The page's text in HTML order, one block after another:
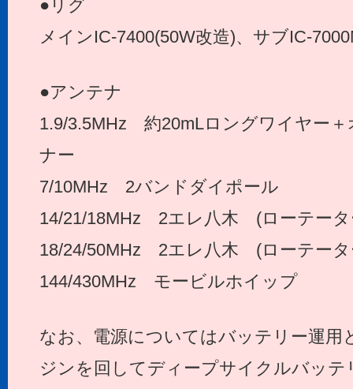
●リグ
メインIC-7400(50W改造)、サブIC-
●アンテナ
1.9/3.5MHz 約20mLロングワイヤー
ナー
7/10MHz 2バンドダイポール
14/21/18MHz 2エレ八木 (ローテータ
18/24/50MHz 2エレ八木 (ローテータ
144/430MHz モービルホイップ
なお、電源についてはバッテリー運用
ジンを回してディープサイクルバッテ